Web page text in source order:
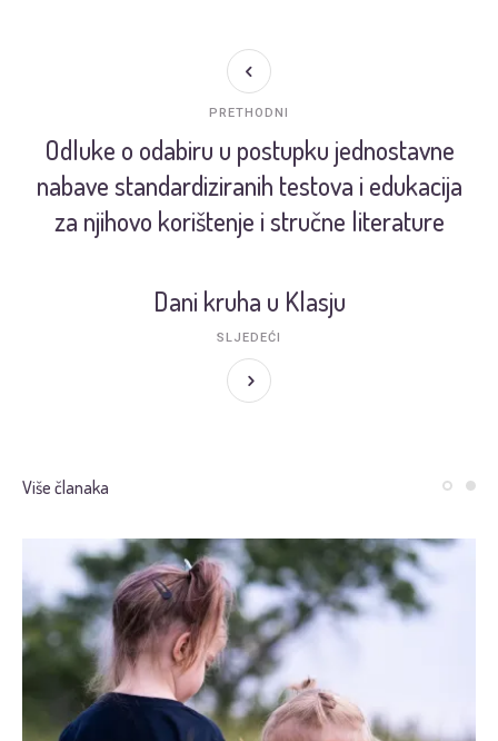
Odluke o odabiru u postupku jednostavne
nabave standardiziranih testova i edukacija
za njihovo korištenje i stručne literature
PRETHODNI
Dani kruha u Klasju
SLJEDEĆI
Više članaka